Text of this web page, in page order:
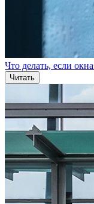
Что делать, если
Читать